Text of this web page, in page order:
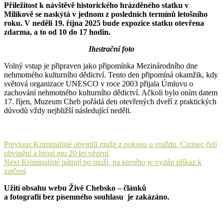
Příležitost k návštěvě historického hrázděného statku v
Milíkově se naskýtá v jednom z posledních termínů letošního
roku. V neděli 19. října 2025 bude expozice statku otevřena
zdarma, a to od 10 do 17 hodin.
Ilustrační foto
Volný vstup je připraven jako připomínka Mezinárodního dne
nehmotného kulturního dědictví. Tento den připomíná okamžik, kdy
světová organizace UNESCO v roce 2003 přijala Úmluvu o
zachování nehmotného kulturního dědictví. Ačkoli bylo oním datem
17. říjen, Muzeum Cheb pořádá den otevřených dveří z praktických
důvodů vždy nejbližší následující neděli.
Navigace
pro
příspěvek
Previous Previous
post:
Kriminalisté obvinili muže z pokusu o vraždu. Cizinec čelí
obvinění a hrozí mu 20 let vězení
Next Next
post:
Kriminalisté pátrají po muži, na kterého je vydán příkaz k
zatčení
Užití obsahu webu Živé Chebsko – článků
a fotografií bez písemného souhlasu je zakázáno.